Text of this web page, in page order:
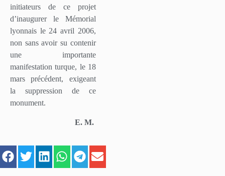
initiateurs de ce projet
d’inaugurer le Mémorial
lyonnais le 24 avril 2006,
non sans avoir su contenir
une importante
manifestation turque, le 18
mars précédent, exigeant
la suppression de ce
monument.
E. M.